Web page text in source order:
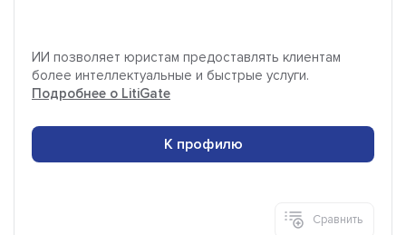
ИИ позволяет юристам предоставлять клиентам
более интеллектуальные и быстрые услуги.
Подробнее о LitiGate
К профилю
Сравнить